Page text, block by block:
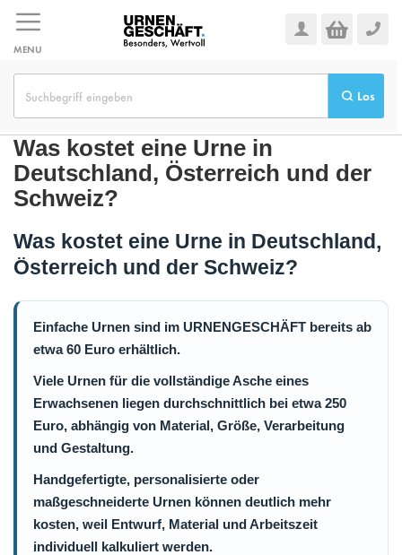
Inhalt
springen
MENU
Los
Was kostet eine Urne in
Deutschland, Österreich und der
Schweiz?
Was kostet eine Urne in Deutschland,
Österreich und der Schweiz?
Einfache Urnen sind im URNENGESCHÄFT bereits ab
etwa 60 Euro erhältlich.
Viele Urnen für die vollständige Asche eines
Erwachsenen liegen durchschnittlich bei etwa 250
Euro, abhängig von Material, Größe, Verarbeitung
und Gestaltung.
Handgefertigte, personalisierte oder
maßgeschneiderte Urnen können deutlich mehr
kosten, weil Entwurf, Material und Arbeitszeit
individuell kalkuliert werden.